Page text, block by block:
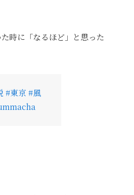
時に「なるほど」と思った
#東京 #風